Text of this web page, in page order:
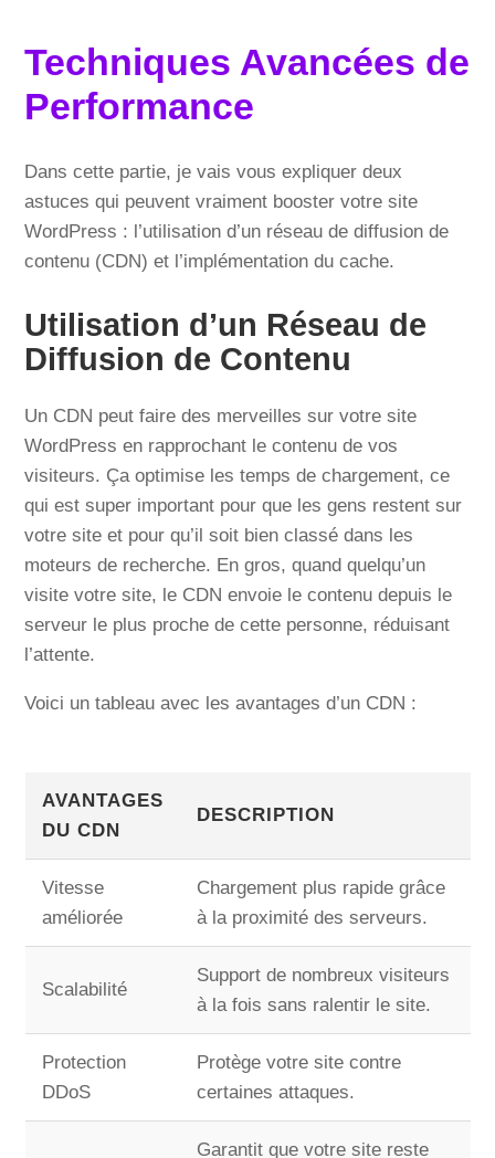
Techniques Avancées de
Performance
Dans cette partie, je vais vous expliquer deux
astuces qui peuvent vraiment booster votre site
WordPress : l’utilisation d’un réseau de diffusion de
contenu (CDN) et l’implémentation du cache.
Utilisation d’un Réseau de
Diffusion de Contenu
Un CDN peut faire des merveilles sur votre site
WordPress en rapprochant le contenu de vos
visiteurs. Ça optimise les temps de chargement, ce
qui est super important pour que les gens restent sur
votre site et pour qu’il soit bien classé dans les
moteurs de recherche. En gros, quand quelqu’un
visite votre site, le CDN envoie le contenu depuis le
serveur le plus proche de cette personne, réduisant
l’attente.
Voici un tableau avec les avantages d’un CDN :
AVANTAGES
DU CDN
DESCRIPTION
Vitesse
améliorée
Chargement plus rapide grâce
à la proximité des serveurs.
Scalabilité
Support de nombreux visiteurs
à la fois sans ralentir le site.
Protection
DDoS
Protège votre site contre
certaines attaques.
Garantit que votre site reste